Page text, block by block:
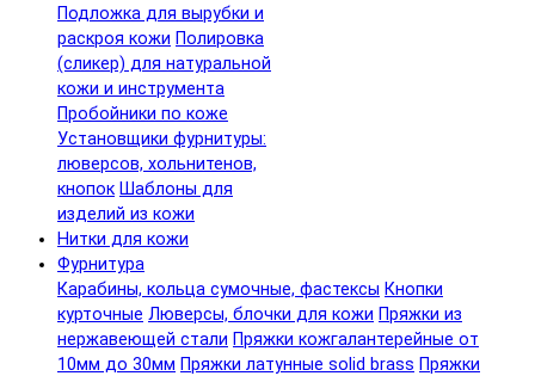
Подложка для вырубки и
раскроя кожи Полировка
(сликер) для натуральной
кожи и инструмента
Пробойники по коже
Установщики фурнитуры:
люверсов, хольнитенов,
кнопок Шаблоны для
изделий из кожи
Нитки для кожи
Фурнитура
Карабины, кольца сумочные, фастексы Кнопки
курточные Люверсы, блочки для кожи Пряжки из
нержавеющей стали Пряжки кожгалантерейные от
10мм до 30мм Пряжки латунные solid brass Пряжки